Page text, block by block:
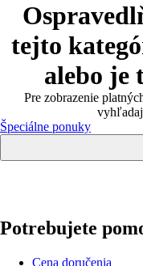
tejto
alebo je
Pre zobrazenie
Špeciálne ponuky
Potrebujete
Cena doručenia